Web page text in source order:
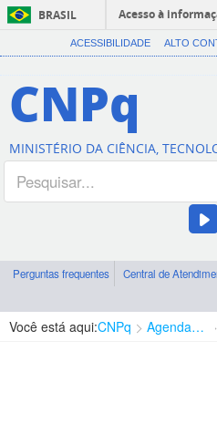
BRASIL
Acesso à
ACESSIBILIDADE ALTO
CNPq
MINISTÉRIO DA CIÊNCIA,
Perguntas frequentes Central de
Você está aqui:CNPq Agenda de autoridades